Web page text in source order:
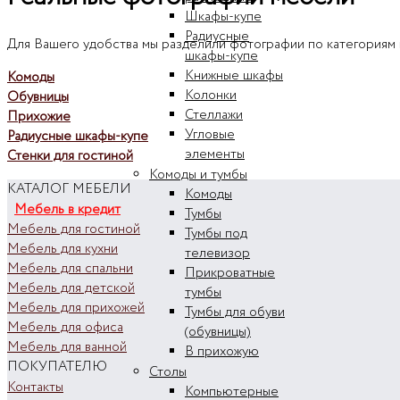
Шкафы-купе
Радиусные
шкафы-купе
Книжные шкафы
Колонки
Стеллажи
Угловые
элементы
Комоды и тумбы
Комоды
Тумбы
Тумбы под
телевизор
Прикроватные
тумбы
Тумбы для обуви
(обувницы)
В прихожую
Столы
Компьютерные
Для Вашего удобства мы разделили фотографии по
Комоды
Обувницы
Прихожие
Радиусные шкафы-купе
Стенки для гостиной
КАТАЛОГ МЕБЕЛИ
Мебель в кредит
Мебель для гостиной
Мебель для кухни
Мебель для спальни
Мебель для детской
Мебель для прихожей
Мебель для офиса
Мебель для ванной
ПОКУПАТЕЛЮ
Контакты